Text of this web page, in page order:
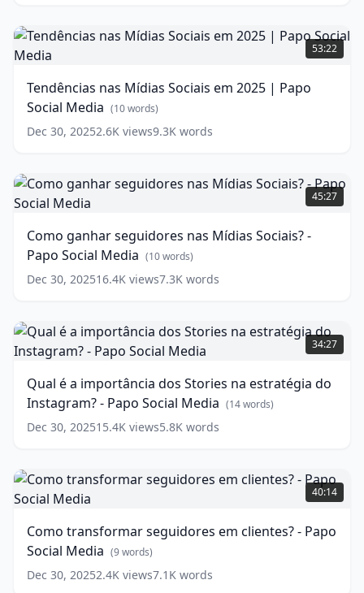
da
G4
Educação
Papo
Social
words)
Tendências
nas
Mídias
em
2025
|
Papo
Media
words)
53:22
Tendências nas Mídias Sociais em 2025 | Papo
Social Media (10words)
Dec 30, 20252.6K views9.3K words
Como
ganhar
seguidores
Mídias
Sociais?
Papo
Media
words)
45:27
Como ganhar seguidores nas Mídias Sociais? -
Papo Social Media (10words)
Dec 30, 202516.4K views7.3K words
Qual
é
a
dos
Stories
na
estratégia
Instagram?
-
Papo
Media
(14
words)
34:27
Qual é a importância dos Stories na estratégia do
Instagram? - Papo Social Media (14words)
Dec 30, 202515.4K views5.8K words
Como
transformar
seguidores
clientes?
-
Papo
Social
40:14
Como transformar seguidores em clientes? - Papo
Social Media (9words)
Dec 30, 20252.4K views7.1K words